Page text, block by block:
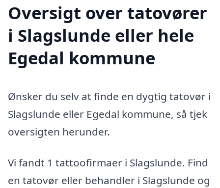
Oversigt over tatovører
i Slagslunde eller hele
Egedal kommune
Ønsker du selv at finde en dygtig tatovør i
Slagslunde eller Egedal kommune, så tjek
oversigten herunder.
Vi fandt 1 tattoofirmaer i Slagslunde. Find
en tatovør eller behandler i Slagslunde og